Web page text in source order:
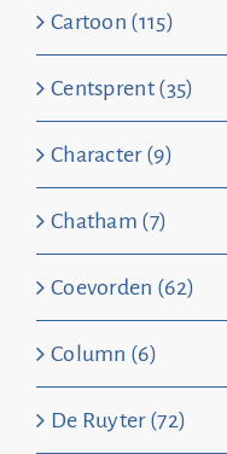
Cartoon (115)
Centsprent (35)
Character (9)
Chatham (7)
Coevorden (62)
Column (6)
De Ruyter (72)